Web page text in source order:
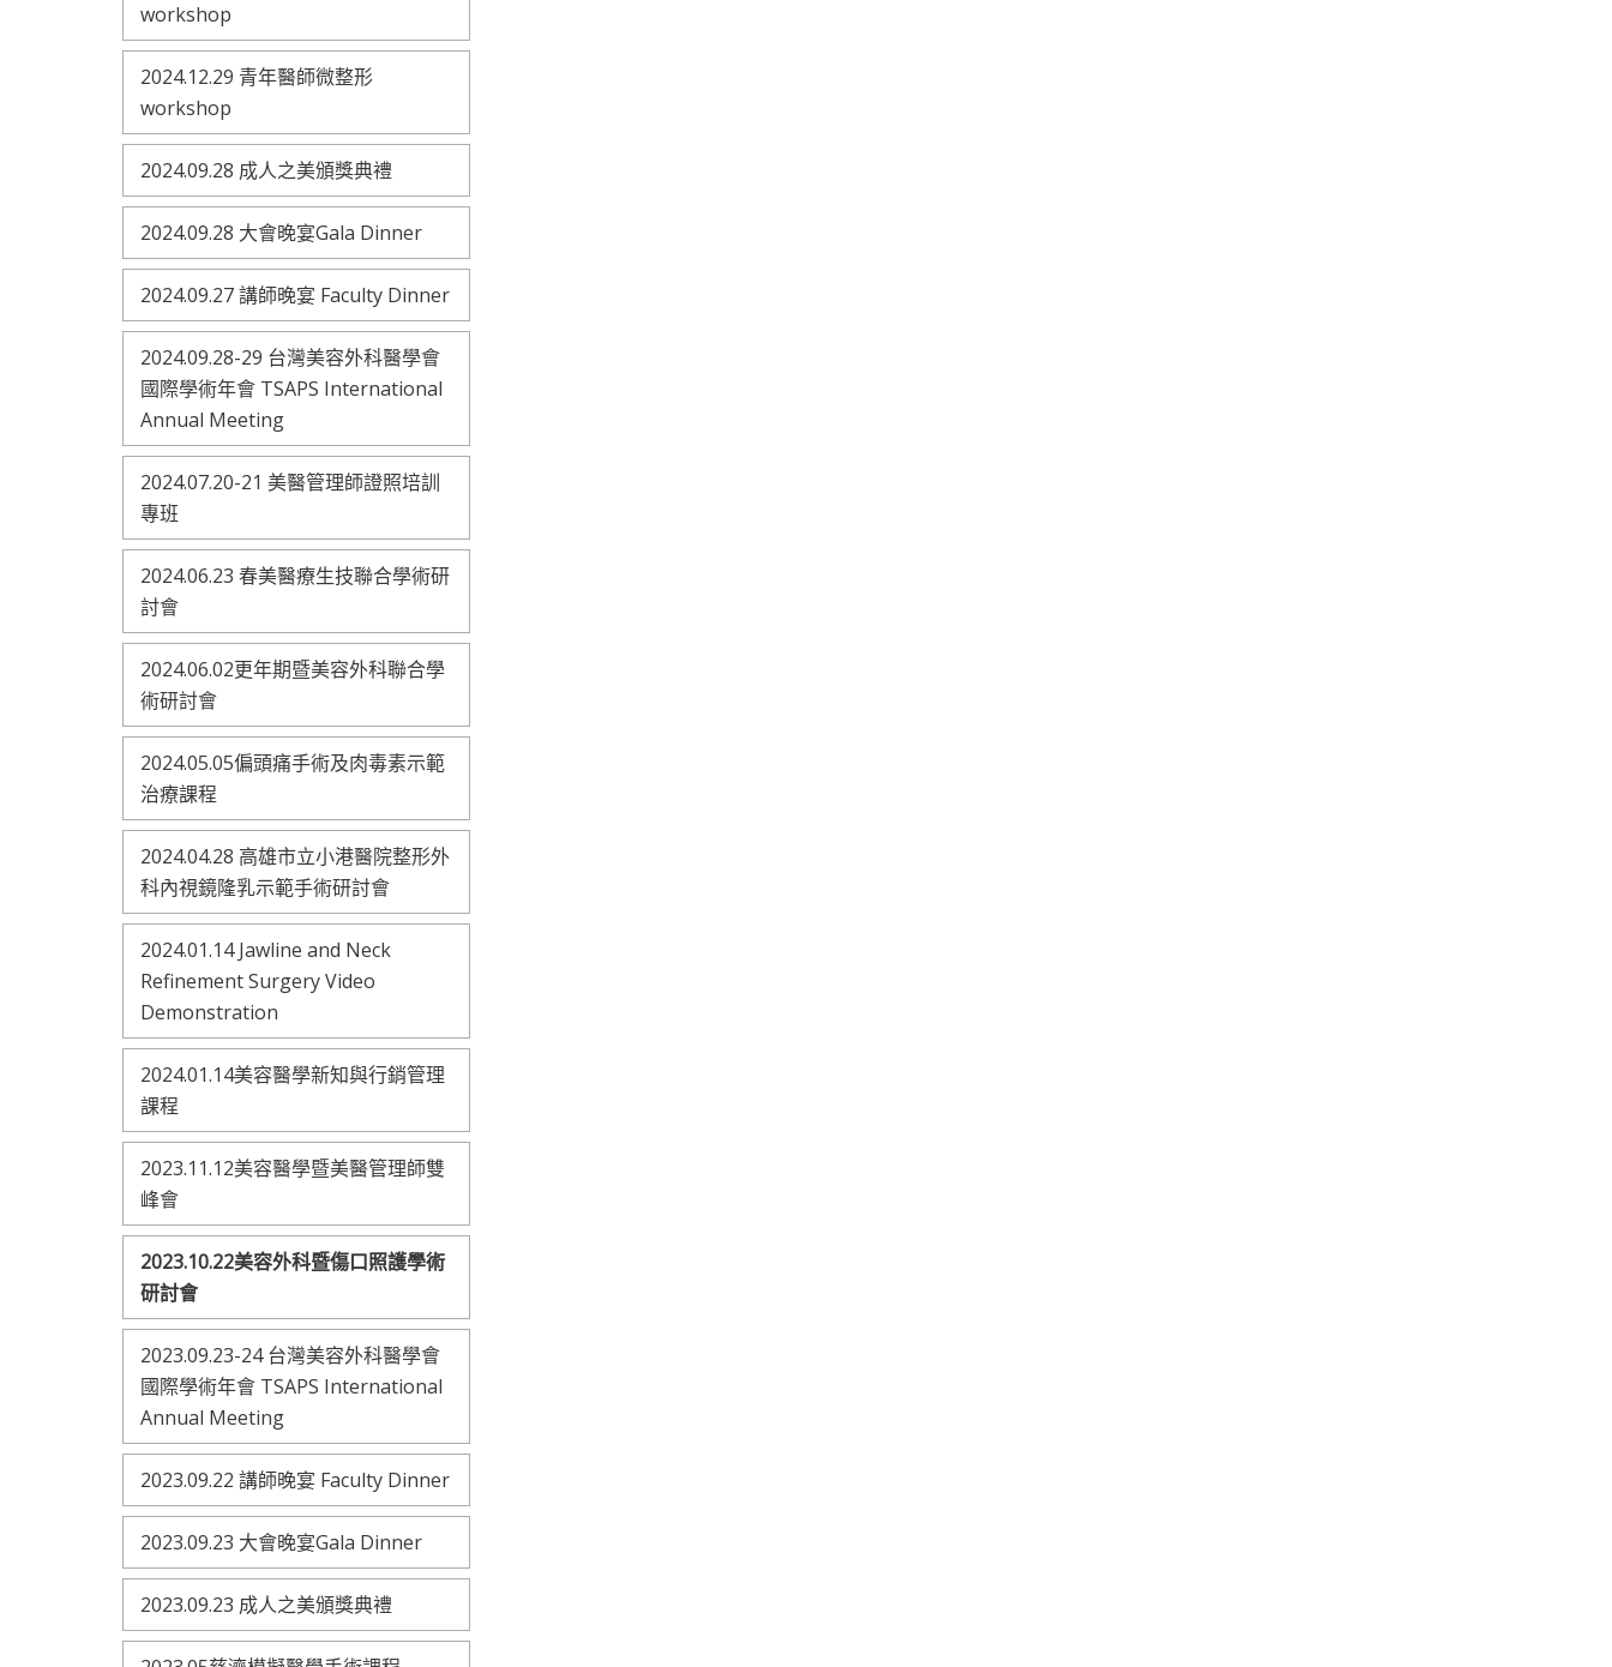
workshop
2024.12.29 青年醫師微整形
workshop
2024.09.28 成人之美頒獎典禮
2024.09.28 大會晚宴Gala Dinner
2024.09.27 講師晚宴 Faculty Dinner
2024.09.28-29 台灣美容外科醫學會
國際學術年會 TSAPS International
Annual Meeting
2024.07.20-21 美醫管理師證照培訓
專班
2024.06.23 春美醫療生技聯合學術研
討會
2024.06.02更年期暨美容外科聯合學
術研討會
2024.05.05偏頭痛手術及肉毒素示範
治療課程
2024.04.28 高雄市立小港醫院整形外
科內視鏡隆乳示範手術研討會
2024.01.14 Jawline and Neck
Refinement Surgery Video
Demonstration
2024.01.14美容醫學新知與行銷管理
課程
2023.11.12美容醫學暨美醫管理師雙
峰會
2023.10.22美容外科暨傷口照護學術
研討會
2023.09.23-24 台灣美容外科醫學會
國際學術年會 TSAPS International
Annual Meeting
2023.09.22 講師晚宴 Faculty Dinner
2023.09.23 大會晚宴Gala Dinner
2023.09.23 成人之美頒獎典禮